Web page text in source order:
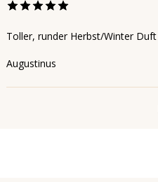
Toller, runder Herbst/Winter Duft
Augustinus